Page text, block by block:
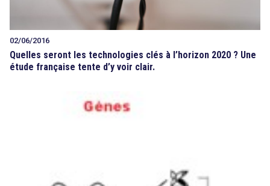
02/06/2016
Quelles seront les technologies clés à l’horizon 2020 ? Une
étude française tente d’y voir clair.